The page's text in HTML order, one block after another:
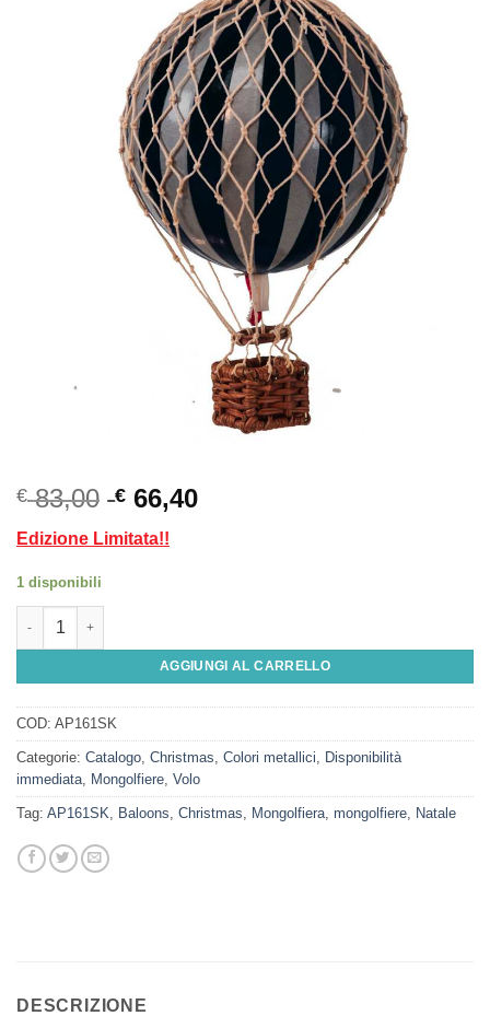
€83,00 € 66,40
Edizione Limitata!!
1 disponibili
Mongolfiera Ed. Limitata Silver/Nero Media (18 cm) quantità
AGGIUNGI AL CARRELLO
COD: AP161SK
Categorie: Catalogo, Christmas, Colori metallici, Disponibilità
immediata, Mongolfiere, Volo
Tag: AP161SK, Baloons, Christmas, Mongolfiera, mongolfiere, Natale
DESCRIZIONE